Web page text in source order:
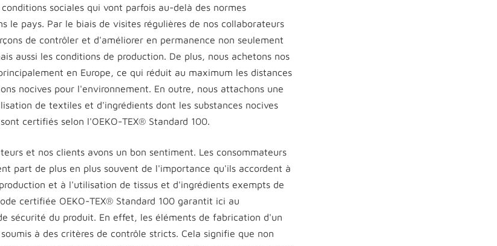
sociales qui vont parfois au-delà des normes
le pays. Par le biais de visites régulières de nos collaborateurs
de contrôler et d'améliorer en permanence non seulement
aussi les conditions de production. De plus, nous achetons nos
en Europe, ce qui réduit au maximum les distances
nocives pour l'environnement. En outre, nous attachons une
de textiles et d'ingrédients dont les substances nocives
certifiés selon l'OEKO-TEX® Standard 100.
et nos clients avons un bon sentiment. Les consommateurs
part de plus en plus souvent de l'importance qu'ils accordent à
et à l'utilisation de tissus et d'ingrédients exempts de
certifiée OEKO-TEX® Standard 100 garantit ici au
sécurité du produit. En effet, les éléments de fabrication d'un
à des critères de contrôle stricts. Cela signifie que non